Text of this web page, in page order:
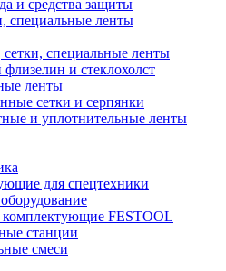
и средства защиты
специальные ленты
специальные ленты
и стеклохолст
ленты
сетки и серпянки
и уплотнительные ленты
для спецтехники
комплектующие FESTOOL
станции
смеси